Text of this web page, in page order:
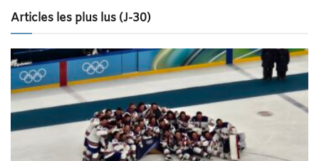
Articles les plus lus (J-30)